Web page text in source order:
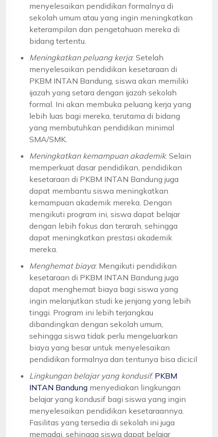
menyelesaikan pendidikan formalnya di
sekolah umum atau yang ingin meningkatkan
keterampilan dan pengetahuan mereka di
bidang tertentu.
Meningkatkan peluang kerja: Setelah
menyelesaikan pendidikan kesetaraan di
PKBM INTAN Bandung, siswa akan memiliki
ijazah yang setara dengan ijazah sekolah
formal. Ini akan membuka peluang kerja yang
lebih luas bagi mereka, terutama di bidang
yang membutuhkan pendidikan minimal
SMA/SMK.
Meningkatkan kemampuan akademik: Selain
memperkuat dasar pendidikan, pendidikan
kesetaraan di PKBM INTAN Bandung juga
dapat membantu siswa meningkatkan
kemampuan akademik mereka. Dengan
mengikuti program ini, siswa dapat belajar
dengan lebih fokus dan terarah, sehingga
dapat meningkatkan prestasi akademik
mereka.
Menghemat biaya: Mengikuti pendidikan
kesetaraan di PKBM INTAN Bandung juga
dapat menghemat biaya bagi siswa yang
ingin melanjutkan studi ke jenjang yang lebih
tinggi. Program ini lebih terjangkau
dibandingkan dengan sekolah umum,
sehingga siswa tidak perlu mengeluarkan
biaya yang besar untuk menyelesaikan
pendidikan formalnya dan tentunya bisa dicicil
Lingkungan belajar yang kondusif: PKBM
INTAN Bandung menyediakan lingkungan
belajar yang kondusif bagi siswa yang ingin
menyelesaikan pendidikan kesetaraannya.
Fasilitas yang tersedia di sekolah ini juga
memadai, sehingga siswa dapat belajar